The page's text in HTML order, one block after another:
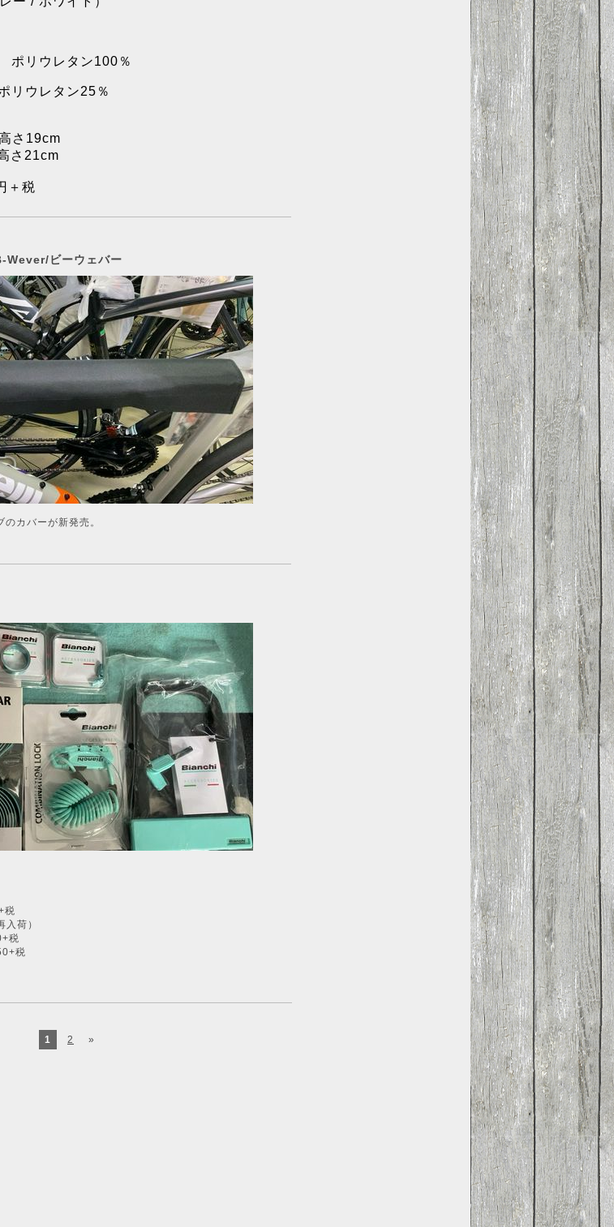
リウレタン100％
ウレタン25％
さ19cm
さ21cm
＋税
Wever/ビーウェバー
カバーが新発売。
税
荷）
税
税
1 2 »